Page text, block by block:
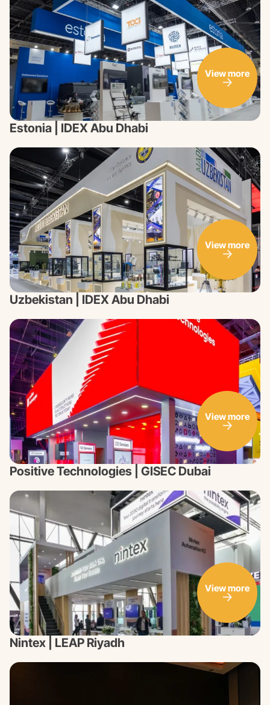
Estonia | IDEX Abu Dhabi
View more
Uzbekistan | IDEX Abu Dhabi
View more
Positive Technologies | GISEC Dubai
View more
Nintex | LEAP Riyadh
View more